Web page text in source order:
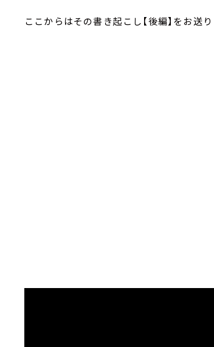
ここからはその書き起こし【後編】をお送り